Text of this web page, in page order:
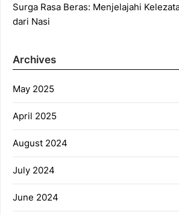
Surga Rasa Beras: Menjelajahi
dari Nasi
Archives
May 2025
April 2025
August 2024
July 2024
June 2024